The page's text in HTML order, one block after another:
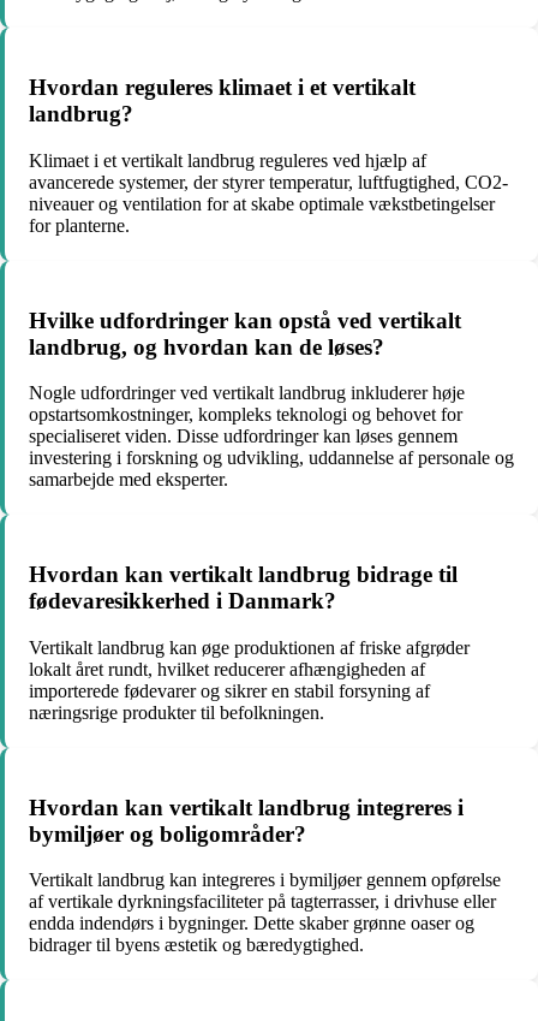
Hvordan reguleres klimaet i et vertikalt
landbrug?
Klimaet i et vertikalt landbrug reguleres ved hjælp af
avancerede systemer, der styrer temperatur, luftfugtighed, CO2-
niveauer og ventilation for at skabe optimale vækstbetingelser
for planterne.
Hvilke udfordringer kan opstå ved vertikalt
landbrug, og hvordan kan de løses?
Nogle udfordringer ved vertikalt landbrug inkluderer høje
opstartsomkostninger, kompleks teknologi og behovet for
specialiseret viden. Disse udfordringer kan løses gennem
investering i forskning og udvikling, uddannelse af personale og
samarbejde med eksperter.
Hvordan kan vertikalt landbrug bidrage til
fødevaresikkerhed i Danmark?
Vertikalt landbrug kan øge produktionen af friske afgrøder
lokalt året rundt, hvilket reducerer afhængigheden af
importerede fødevarer og sikrer en stabil forsyning af
næringsrige produkter til befolkningen.
Hvordan kan vertikalt landbrug integreres i
bymiljøer og boligområder?
Vertikalt landbrug kan integreres i bymiljøer gennem opførelse
af vertikale dyrkningsfaciliteter på tagterrasser, i drivhuse eller
endda indendørs i bygninger. Dette skaber grønne oaser og
bidrager til byens æstetik og bæredygtighed.